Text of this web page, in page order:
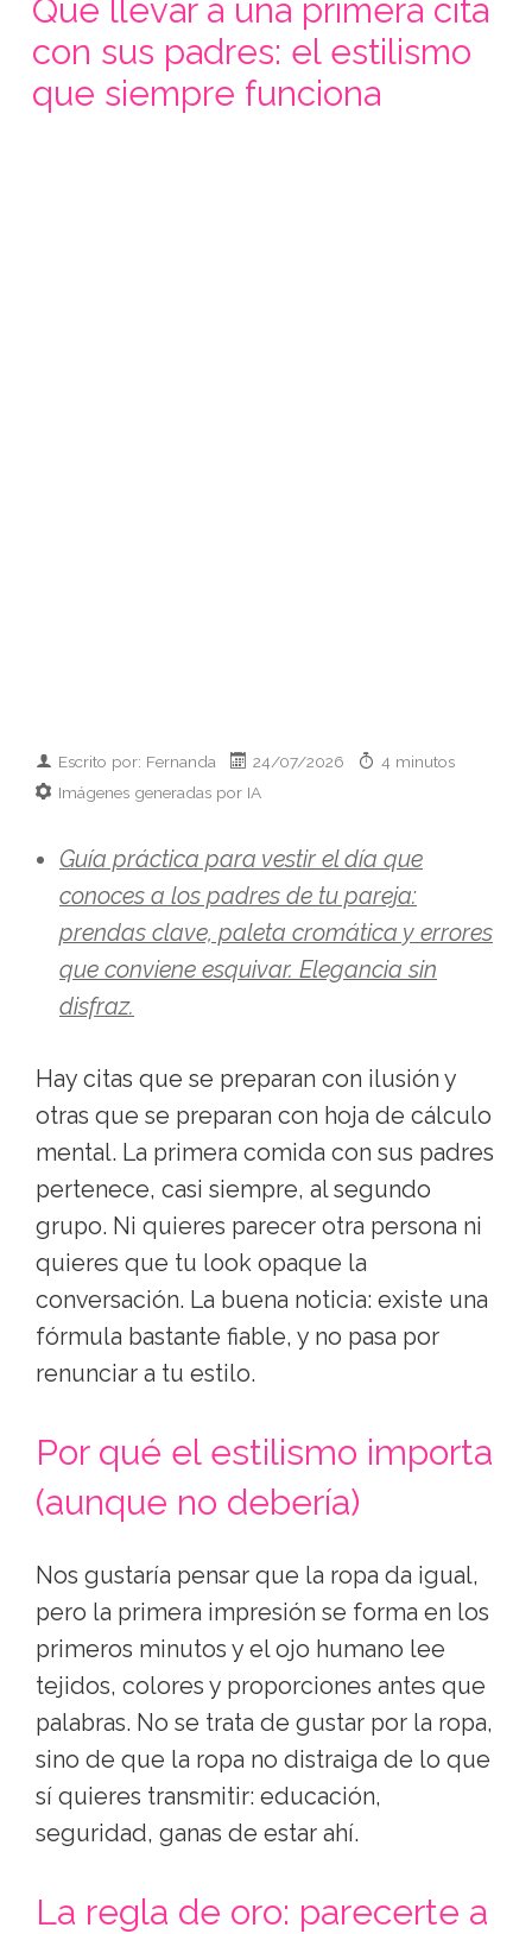
Qué llevar a una primera cita
con sus padres: el estilismo
que siempre funciona
Escrito por: Fernanda 24/07/2026
4 minutos
Imágenes generadas por IA
Guía práctica para vestir el día que
conoces a los padres de tu pareja:
prendas clave, paleta cromática y errores
que conviene esquivar. Elegancia sin
disfraz.
Hay citas que se preparan con ilusión y
otras que se preparan con hoja de cálculo
mental. La primera comida con sus padres
pertenece, casi siempre, al segundo
grupo. Ni quieres parecer otra persona ni
quieres que tu look opaque la
conversación. La buena noticia: existe una
fórmula bastante fiable, y no pasa por
renunciar a tu estilo.
Por qué el estilismo importa
(aunque no debería)
Nos gustaría pensar que la ropa da igual,
pero la primera impresión se forma en los
primeros minutos y el ojo humano lee
tejidos, colores y proporciones antes que
palabras. No se trata de gustar por la ropa,
sino de que la ropa no distraiga de lo que
sí quieres transmitir: educación,
seguridad, ganas de estar ahí.
La regla de oro: parecerte a